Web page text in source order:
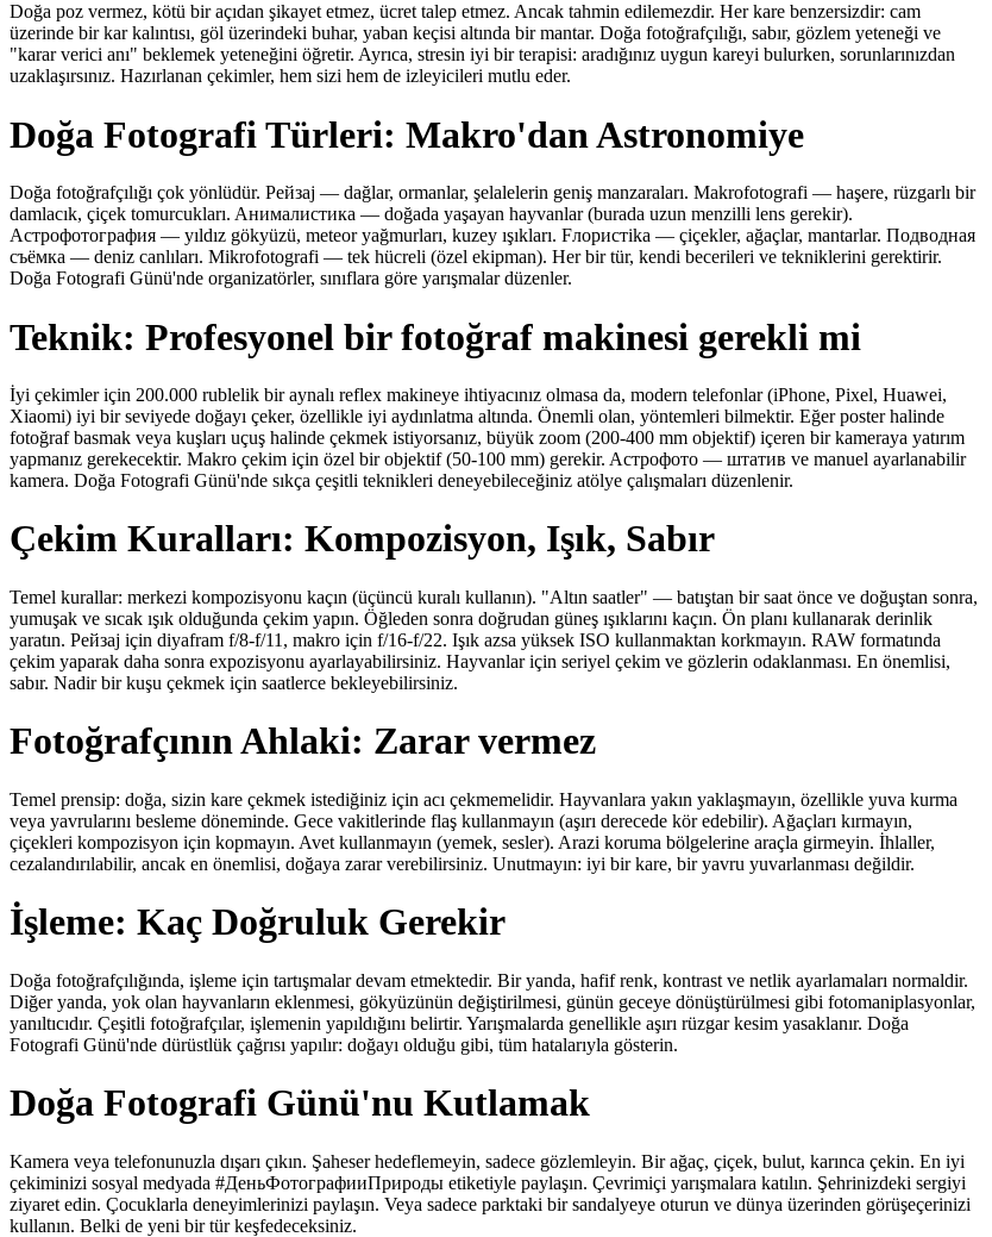
Doğa poz vermez, kötü bir açıdan şikayet etmez, ücret talep etmez. Ancak tahmin edilemezdir. Her kare benzersizdir: cam
üzerinde bir kar kalıntısı, göl üzerindeki buhar, yaban keçisi altında bir mantar. Doğa fotoğrafçılığı, sabır, gözlem yeteneği ve
"karar verici anı" beklemek yeteneğini öğretir. Ayrıca, stresin iyi bir terapisi: aradığınız uygun kareyi bulurken, sorunlarınızdan
uzaklaşırsınız. Hazırlanan çekimler, hem sizi hem de izleyicileri mutlu eder.
Doğa Fotografi Türleri: Makro'dan Astronomiye
Doğa fotoğrafçılığı çok yönlüdür. Pейзaj — dağlar, ormanlar, şelalelerin geniş manzaraları. Makrofotografi — haşere, rüzgarlı bir
damlacık, çiçek tomurcukları. Aнималистика — doğada yaşayan hayvanlar (burada uzun menzilli lens gerekir).
Астрофотография — yıldız gökyüzü, meteor yağmurları, kuzey ışıkları. Fлористika — çiçekler, ağaçlar, mantarlar. Подводная
съёмка — deniz canlıları. Mikrofotografi — tek hücreli (özel ekipman). Her bir tür, kendi becerileri ve tekniklerini gerektirir.
Doğa Fotografi Günü'nde organizatörler, sınıflara göre yarışmalar düzenler.
Teknik: Profesyonel bir fotoğraf makinesi gerekli mi
İyi çekimler için 200.000 rublelik bir aynalı reflex makineye ihtiyacınız olmasa da, modern telefonlar (iPhone, Pixel, Huawei,
Xiaomi) iyi bir seviyede doğayı çeker, özellikle iyi aydınlatma altında. Önemli olan, yöntemleri bilmektir. Eğer poster halinde
fotoğraf basmak veya kuşları uçuş halinde çekmek istiyorsanız, büyük zoom (200-400 mm objektif) içeren bir kameraya yatırım
yapmanız gerekecektir. Makro çekim için özel bir objektif (50-100 mm) gerekir. Aстрофото — штатив ve manuel ayarlanabilir
kamera. Doğa Fotografi Günü'nde sıkça çeşitli teknikleri deneyebileceğiniz atölye çalışmaları düzenlenir.
Çekim Kuralları: Kompozisyon, Işık, Sabır
Temel kurallar: merkezi kompozisyonu kaçın (üçüncü kuralı kullanın). "Altın saatler" — batıştan bir saat önce ve doğuştan sonra,
yumuşak ve sıcak ışık olduğunda çekim yapın. Öğleden sonra doğrudan güneş ışıklarını kaçın. Ön planı kullanarak derinlik
yaratın. Pейзaj için diyafram f/8-f/11, makro için f/16-f/22. Işık azsa yüksek ISO kullanmaktan korkmayın. RAW formatında
çekim yaparak daha sonra expozisyonu ayarlayabilirsiniz. Hayvanlar için seriyel çekim ve gözlerin odaklanması. En önemlisi,
sabır. Nadir bir kuşu çekmek için saatlerce bekleyebilirsiniz.
Fotoğrafçının Ahlaki: Zarar vermez
Temel prensip: doğa, sizin kare çekmek istediğiniz için acı çekmemelidir. Hayvanlara yakın yaklaşmayın, özellikle yuva kurma
veya yavrularını besleme döneminde. Gece vakitlerinde flaş kullanmayın (aşırı derecede kör edebilir). Ağaçları kırmayın,
çiçekleri kompozisyon için kopmayın. Avet kullanmayın (yemek, sesler). Arazi koruma bölgelerine araçla girmeyin. İhlaller,
cezalandırılabilir, ancak en önemlisi, doğaya zarar verebilirsiniz. Unutmayın: iyi bir kare, bir yavru yuvarlanması değildir.
İşleme: Kaç Doğruluk Gerekir
Doğa fotoğrafçılığında, işleme için tartışmalar devam etmektedir. Bir yanda, hafif renk, kontrast ve netlik ayarlamaları normaldir.
Diğer yanda, yok olan hayvanların eklenmesi, gökyüzünün değiştirilmesi, günün geceye dönüştürülmesi gibi fotomaniplasyonlar,
yanıltıcıdır. Çeşitli fotoğrafçılar, işlemenin yapıldığını belirtir. Yarışmalarda genellikle aşırı rüzgar kesim yasaklanır. Doğa
Fotografi Günü'nde dürüstlük çağrısı yapılır: doğayı olduğu gibi, tüm hatalarıyla gösterin.
Doğa Fotografi Günü'nu Kutlamak
Kamera veya telefonunuzla dışarı çıkın. Şaheser hedeflemeyin, sadece gözlemleyin. Bir ağaç, çiçek, bulut, karınca çekin. En iyi
çekiminizi sosyal medyada #ДеньФотографииПрироды etiketiyle paylaşın. Çevrimiçi yarışmalara katılın. Şehrinizdeki sergiyi
ziyaret edin. Çocuklarla deneyimlerinizi paylaşın. Veya sadece parktaki bir sandalyeye oturun ve dünya üzerinden görüşeçerinizi
kullanın. Belki de yeni bir tür keşfedeceksiniz.